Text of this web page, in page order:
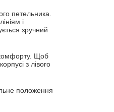
петельника.
і
зручний
Щоб
з лівого
положення